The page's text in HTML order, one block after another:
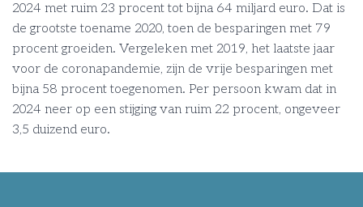
2024 met ruim 23 procent tot bijna 64 miljard euro. Dat is
de grootste toename 2020, toen de besparingen met 79
procent groeiden. Vergeleken met 2019, het laatste jaar
voor de coronapandemie, zijn de vrije besparingen met
bijna 58 procent toegenomen. Per persoon kwam dat in
2024 neer op een stijging van ruim 22 procent, ongeveer
3,5 duizend euro.